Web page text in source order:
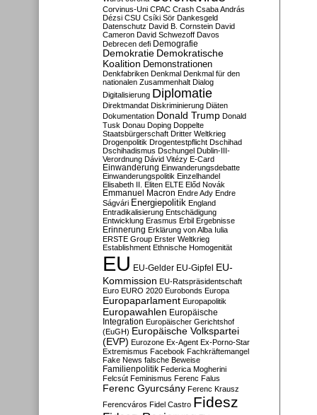
Corvinus-Uni CPAC Crash Csaba András
Dézsi CSU Csíki Sör Dankesgeld
Datenschutz David B. Cornstein David
Cameron David Schwezoff Davos
Debrecen defi Demografie
Demokratie Demokratische
Koalition Demonstrationen
Denkfabriken Denkmal Denkmal für den
nationalen Zusammenhalt Dialog
Digitalisierung Diplomatie
Direktmandat Diskriminierung Diäten
Dokumentation Donald Trump Donald
Tusk Donau Doping Doppelte
Staatsbürgerschaft Dritter Weltkrieg
Drogenpolitik Drogentestpflicht Dschihad
Dschihadismus Dschungel Dublin-III-
Verordnung Dávid Vitézy E-Card
Einwanderung Einwanderungsdebatte
Einwanderungspolitik Einzelhandel
Elisabeth II. Eliten ELTE Előd Novák
Emmanuel Macron Endre Ady Endre
Ságvári Energiepolitik England
Entradikalisierung Entschädigung
Entwicklung Erasmus Erbil Ergebnisse
Erinnerung Erklärung von Alba Iulia
ERSTE Group Erster Weltkrieg
Establishment Ethnische Homogenität
EU EU-Gelder EU-Gipfel EU-
Kommission EU-Ratspräsidentschaft
Euro EURO 2020 Eurobonds Europa
Europaparlament Europapolitik
Europawahlen Europäische
Integration Europäischer Gerichtshof
(EuGH) Europäische Volkspartei
(EVP) Eurozone Ex-Agent Ex-Porno-Star
Extremismus Facebook Fachkräftemangel
Fake News falsche Beweise
Familienpolitik Federica Mogherini
Felcsút Feminismus Ferenc Falus
Ferenc Gyurcsány Ferenc Krausz
Ferencváros Fidel Castro Fidesz